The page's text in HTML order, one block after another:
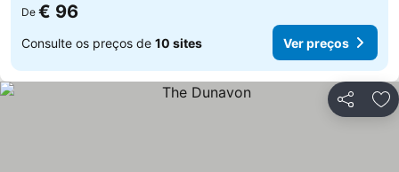
De € 96
Consulte os preços de 10 sites Ver preços
Partilhar